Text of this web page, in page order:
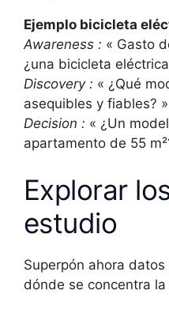
Ejemplo bicicleta
Awareness : « Gasto
¿una bicicleta
Discovery : « ¿Qué
asequibles y fiables? »
Decision : « ¿Un
apartamento de 55
Explorar
estudio
Superpón ahora
dónde se concentra